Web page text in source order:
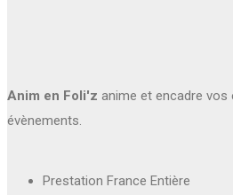
Anim en Foli'z anime et encadre
évènements.
Prestation France Entière